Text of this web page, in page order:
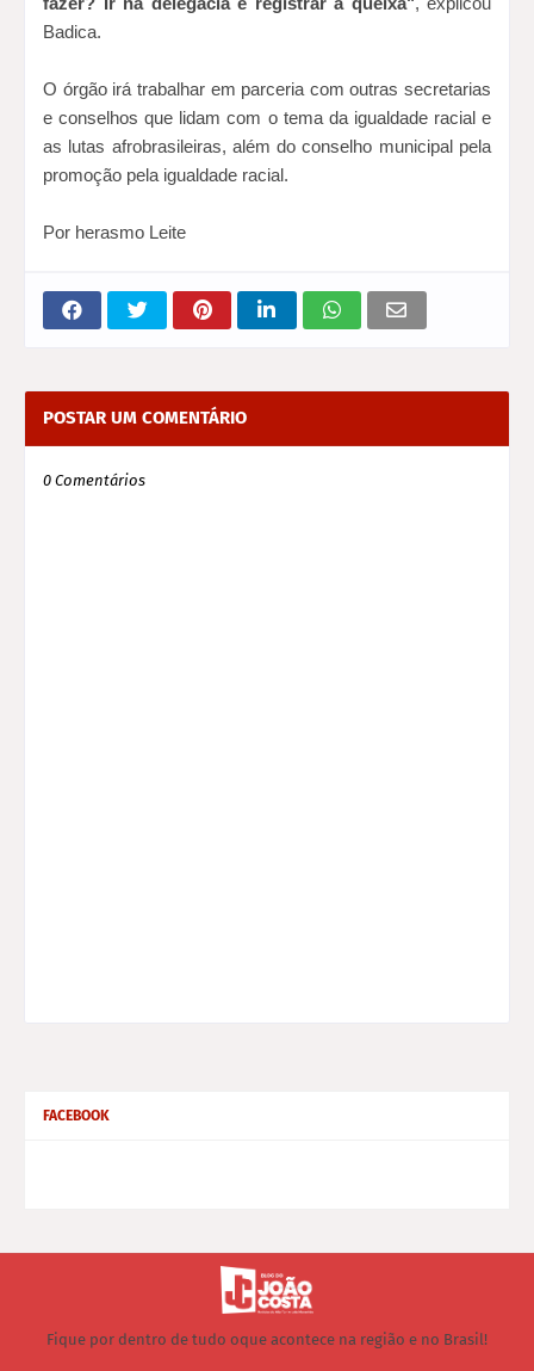
Badica.
O órgão irá trabalhar em parceria com outras secretarias
e conselhos que lidam com o tema da igualdade racial e
as lutas afrobrasileiras, além do conselho municipal pela
promoção pela igualdade racial.
Por herasmo Leite
POSTAR UM COMENTÁRIO
0 Comentários
FACEBOOK
Fique por dentro de tudo oque acontece na região e no Brasil!